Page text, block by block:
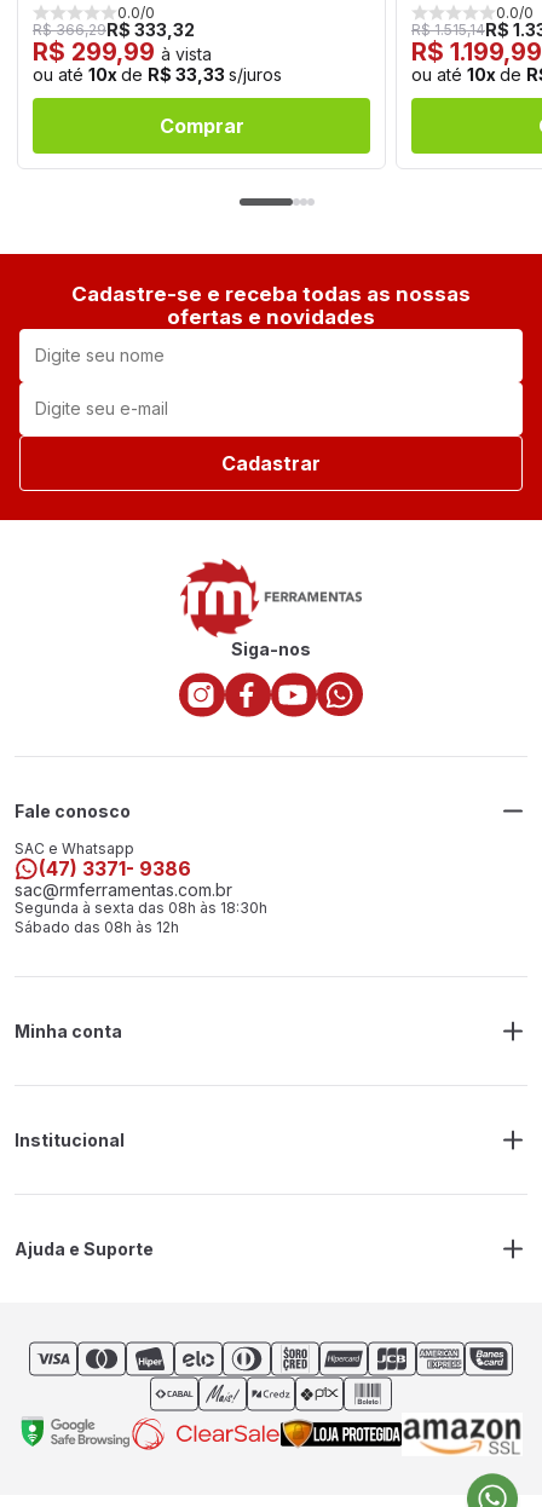
0.0/0
R$ 366,29R$ 333,32
R$ 299,99 à vista
ou até 10x de R$ 33,33 s/juros
Comprar
0.0/0
R$ 1.515,14R$
R$
ou até 10x de
Cadastre-se e receba todas as nossas
ofertas e novidades
Cadastrar
Siga-nos
Fale conosco
SAC e Whatsapp
(47) 3371- 9386
sac@rmferramentas.com.br
Segunda à sexta das 08h às 18:30h
Sábado das 08h às 12h
Minha conta
Endereço de Entrega
Institucional
Politica de Privacidade
Ajuda e Suporte